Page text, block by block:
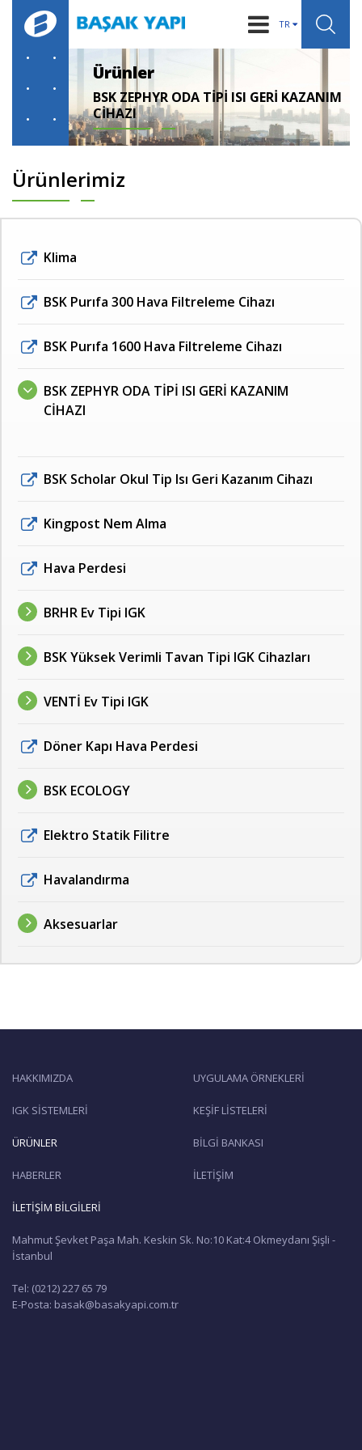
TR
IGK SİSTEMLERİ
ÜRÜNLER
Ürünler
BSK ZEPHYR ODA TİPİ ISI GERİ KAZANIM
CİHAZI
Ürünlerimiz
Klima
BSK Purıfa 300 Hava Filtreleme Cihazı
BSK Purıfa 1600 Hava Filtreleme Cihazı
BSK ZEPHYR ODA TİPİ ISI GERİ KAZANIM
CİHAZI
BSK Scholar Okul Tip Isı Geri Kazanım Cihazı
Kingpost Nem Alma
Hava Perdesi
BRHR Ev Tipi IGK
BSK Yüksek Verimli Tavan Tipi IGK Cihazları
VENTİ Ev Tipi IGK
Döner Kapı Hava Perdesi
BSK ECOLOGY
Elektro Statik Filitre
Havalandırma
Aksesuarlar
HAKKIMIZDA
IGK SİSTEMLERİ
ÜRÜNLER
HABERLER
UYGULAMA ÖRNEKLERİ
KEŞİF LİSTELERİ
BİLGİ BANKASI
İLETİŞİM
İLETİŞİM BİLGİLERİ
Mahmut Şevket Paşa Mah. Keskin Sk. No:10 Kat:4 Okmeydanı Şişli -
İstanbul
Tel: (0212) 227 65 79
E-Posta: basak@basakyapi.com.tr